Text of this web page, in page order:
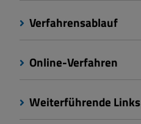
Verfahrensablauf
Online-Verfahren
Weiterführende Links